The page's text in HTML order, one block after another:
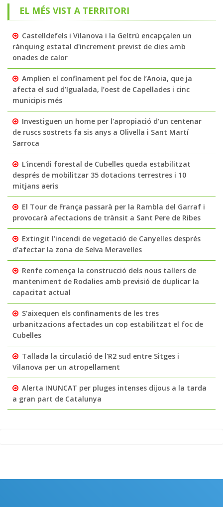
EL MÉS VIST A TERRITORI
Castelldefels i Vilanova i la Geltrú encapçalen un
rànquing estatal d'increment previst de dies amb
onades de calor
Amplien el confinament pel foc de l’Anoia, que ja
afecta el sud d’Igualada, l’oest de Capellades i cinc
municipis més
Investiguen un home per l'apropiació d'un centenar
de ruscs sostrets fa sis anys a Olivella i Sant Martí
Sarroca
L'incendi forestal de Cubelles queda estabilitzat
després de mobilitzar 35 dotacions terrestres i 10
mitjans aeris
El Tour de França passarà per la Rambla del Garraf i
provocarà afectacions de trànsit a Sant Pere de Ribes
Extingit l’incendi de vegetació de Canyelles després
d’afectar la zona de Selva Meravelles
Renfe comença la construcció dels nous tallers de
manteniment de Rodalies amb previsió de duplicar la
capacitat actual
S'aixequen els confinaments de les tres
urbanitzacions afectades un cop estabilitzat el foc de
Cubelles
Tallada la circulació de l'R2 sud entre Sitges i
Vilanova per un atropellament
Alerta INUNCAT per pluges intenses dijous a la tarda
a gran part de Catalunya